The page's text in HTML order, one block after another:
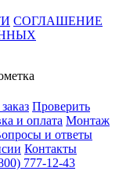
СОГЛАШЕНИЕ
Проверить
и оплата Монтаж
и ответы
Контакты
777-12-43